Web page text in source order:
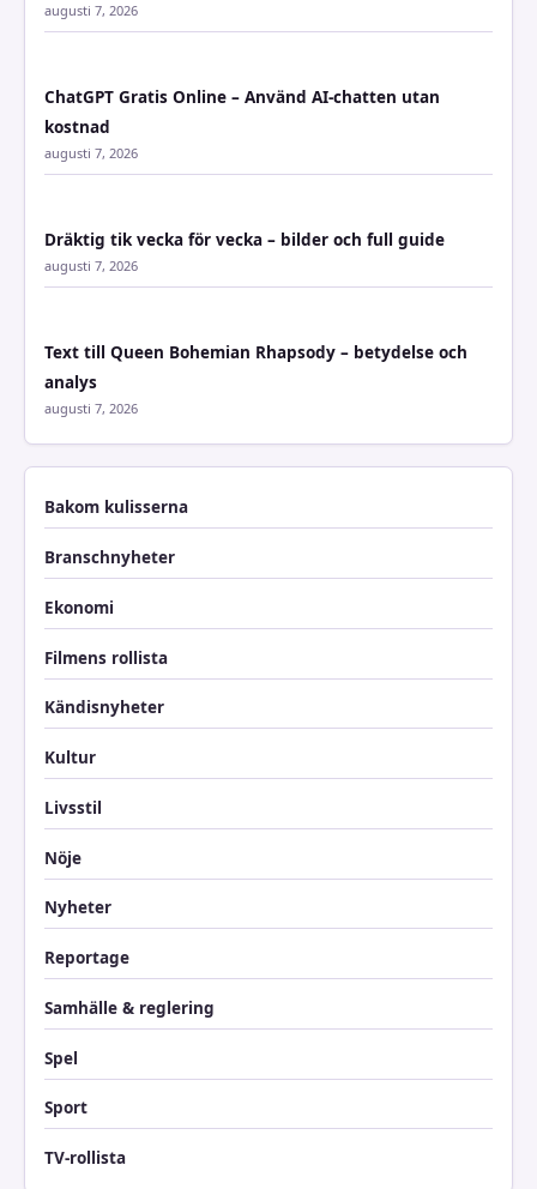
augusti 7, 2026
ChatGPT Gratis Online – Använd AI-chatten utan
kostnad
augusti 7, 2026
Dräktig tik vecka för vecka – bilder och full guide
augusti 7, 2026
Text till Queen Bohemian Rhapsody – betydelse och
analys
augusti 7, 2026
Bakom kulisserna
Branschnyheter
Ekonomi
Filmens rollista
Kändisnyheter
Kultur
Livsstil
Nöje
Nyheter
Reportage
Samhälle & reglering
Spel
Sport
TV-rollista